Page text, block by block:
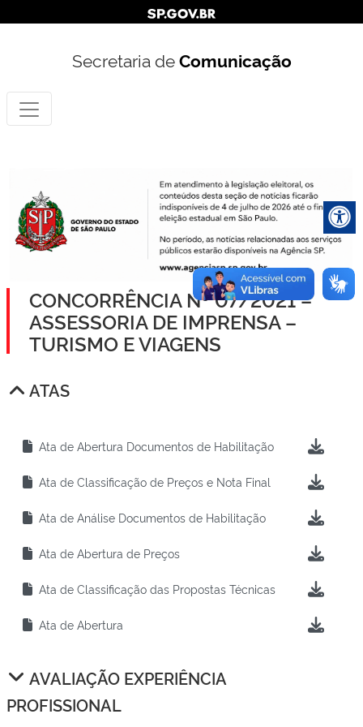
Secretaria deComunicação
CONCORRÊNCIA Nº 07/2021 –
ASSESSORIA DE IMPRENSA –
TURISMO E VIAGENS
ATAS
Ata de Abertura Documentos de Habilitação
Ata de Classificação de Preços e Nota Final
Ata de Análise Documentos de Habilitação
Ata de Abertura de Preços
Ata de Classificação das Propostas Técnicas
Ata de Abertura
AVALIAÇÃO EXPERIÊNCIA
PROFISSIONAL